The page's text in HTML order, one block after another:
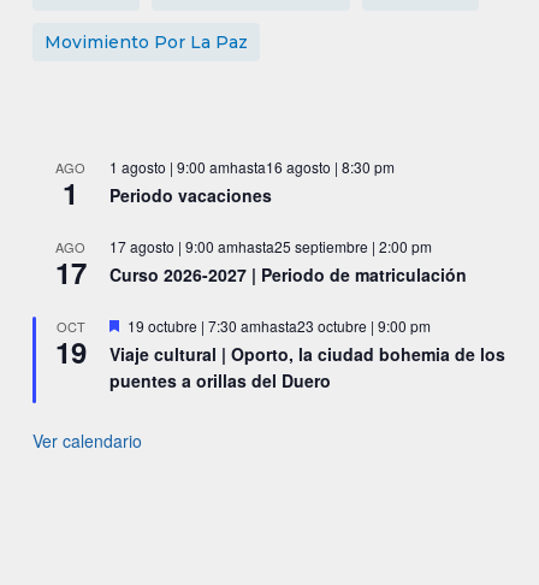
Movimiento Por La Paz
AGO
1
1 agosto | 9:00 amhasta16 agosto | 8:30 pm
Periodo vacaciones
AGO
17
17 agosto | 9:00 amhasta25 septiembre | 2:00 pm
Curso 2026-2027 | Periodo de matriculación
OCT
19
Destacado
19 octubre | 7:30 amhasta23 octubre | 9:00 pm
Viaje cultural | Oporto, la ciudad bohemia de los
puentes a orillas del Duero
Ver calendario